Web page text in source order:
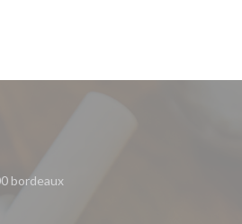
bordeaux((abre numa nova janela))